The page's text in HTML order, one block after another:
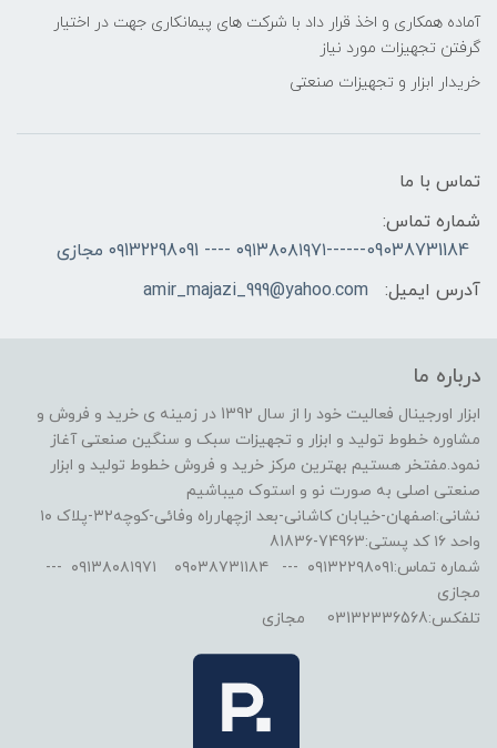
آماده همکاری و اخذ قرار داد با شرکت های پیمانکاری جهت در اختیار
گرفتن تجهیزات مورد نیاز
خریدار ابزار و تجهیزات صنعتی
تماس با ما
شماره تماس:
09038731184------۰۹۱۳۸۰۸۱۹۷۱ ---- ۰۹132298091 مجازی
آدرس ایمیل:
amir_majazi_999@yahoo.com
درباره ما
ابزار اورجینال فعالیت خود را از سال 1392 در زمینه ی خرید و فروش و
مشاوره خطوط تولید و ابزار و تجهیزات سبک و سنگین صنعتی آغاز
نمود.مفتخر هستیم بهترین مرکز خرید و فروش خطوط تولید و ابزار
صنعتی اصلی به صورت نو و استوک میباشیم
نشانی:اصفهان-خیابان کاشانی-بعد ازچهارراه وفائی-کوچه۳۲-پلاک ۱۰
واحد ۱۶ کد پستی:74963-81836
شماره تماس:۰۹۱۳۲۲۹۸۰۹۱ --- ۰۹۰۳۸۷۳۱۱۸۴ ۰۹۱۳۸۰۸۱۹۷۱ ---
مجازی
تلفکس:03132336568 مجازی